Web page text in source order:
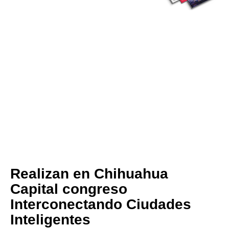
Realizan en Chihuahua
Capital congreso
Interconectando Ciudades
Inteligentes